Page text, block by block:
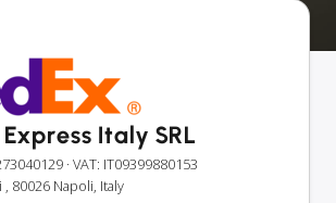
Italy SRL
· VAT: IT09399880153
80026 Napoli, Italy